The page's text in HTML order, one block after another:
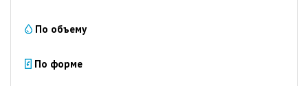
вод По объему
По форме